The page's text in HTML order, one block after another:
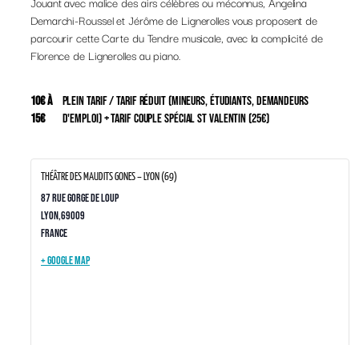
Demarchi-Roussel et Jérôme de Lignerolles vous proposent de
parcourir cette Carte du Tendre musicale, avec la complicité de
Florence de Lignerolles au piano.
10€ à
15€
Plein tarif / Tarif réduit (mineurs, étudiants, demandeurs
d'emploi) + tarif couple spécial St Valentin (25€)
THÉÂTRE DES MAUDITS GONES – LYON (69)
87 rue Gorge de Loup
Lyon,69009
France
+ Google Map